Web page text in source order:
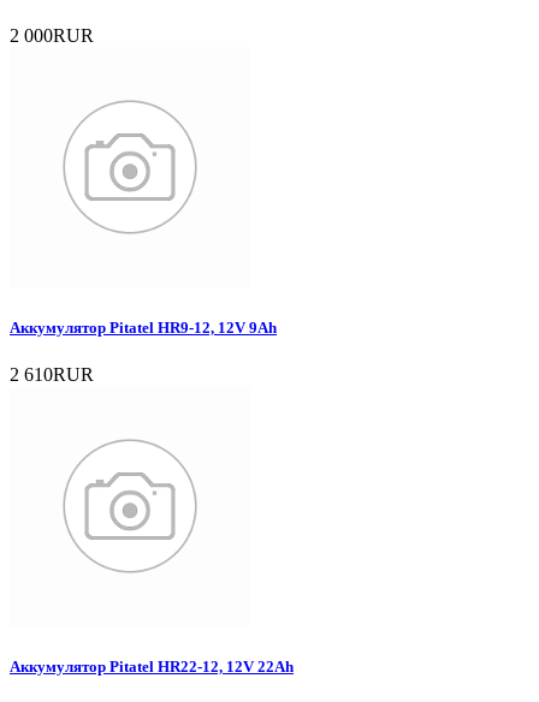
2 000RUR
Аккумулятор Pitatel HR9-12, 12V 9Ah
2 610RUR
Аккумулятор Pitatel HR22-12, 12V 22Ah